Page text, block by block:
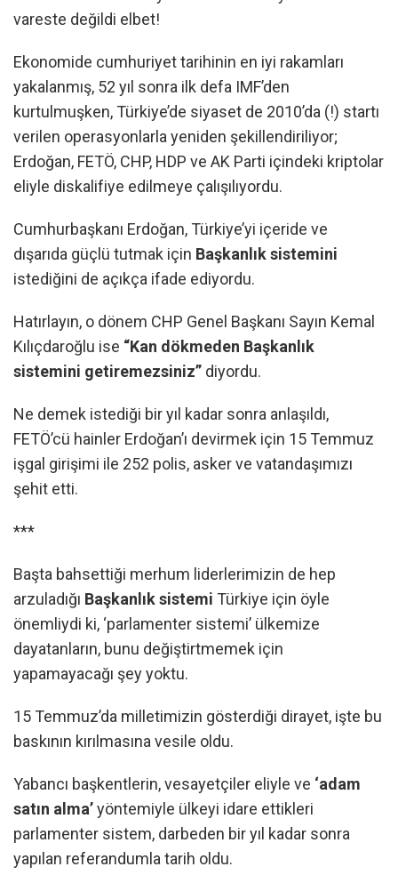
vareste değildi elbet!
Ekonomide cumhuriyet tarihinin en iyi rakamları
yakalanmış, 52 yıl sonra ilk defa IMF’den
kurtulmuşken, Türkiye’de siyaset de 2010’da (!) startı
verilen operasyonlarla yeniden şekillendiriliyor;
Erdoğan, FETÖ, CHP, HDP ve AK Parti içindeki kriptolar
eliyle diskalifiye edilmeye çalışılıyordu.
Cumhurbaşkanı Erdoğan, Türkiye’yi içeride ve
dışarıda güçlü tutmak için Başkanlık sistemini
istediğini de açıkça ifade ediyordu.
Hatırlayın, o dönem CHP Genel Başkanı Sayın Kemal
Kılıçdaroğlu ise “Kan dökmeden Başkanlık
sistemini getiremezsiniz” diyordu.
Ne demek istediği bir yıl kadar sonra anlaşıldı,
FETÖ’cü hainler Erdoğan’ı devirmek için 15 Temmuz
işgal girişimi ile 252 polis, asker ve vatandaşımızı
şehit etti.
***
Başta bahsettiği merhum liderlerimizin de hep
arzuladığı Başkanlık sistemi Türkiye için öyle
önemliydi ki, ‘parlamenter sistemi’ ülkemize
dayatanların, bunu değiştirtmemek için
yapamayacağı şey yoktu.
15 Temmuz’da milletimizin gösterdiği dirayet, işte bu
baskının kırılmasına vesile oldu.
Yabancı başkentlerin, vesayetçiler eliyle ve ‘adam
satın alma’yöntemiyle ülkeyi idare ettikleri
parlamenter sistem, darbeden bir yıl kadar sonra
yapılan referandumla tarih oldu.